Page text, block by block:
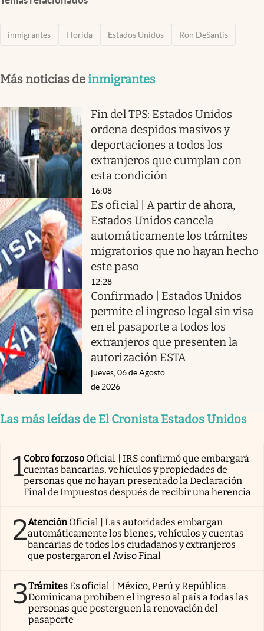
inmigrantes Florida Estados Unidos Ron DeSantis
Más noticias deinmigrantes
Fin del TPS: Estados Unidos
ordena despidos masivos y
deportaciones a todos los
extranjeros que cumplan con
esta condición
16:08
Es oficial | A partir de ahora,
Estados Unidos cancela
automáticamente los trámites
migratorios que no hayan hecho
este paso
12:28
Confirmado | Estados Unidos
permite el ingreso legal sin visa
en el pasaporte a todos los
extranjeros que presenten la
autorización ESTA
jueves, 06 de Agosto
de 2026
Las más leídas de El Cronista Estados Unidos
1Cobro forzoso Oficial | IRS confirmó que embargará
cuentas bancarias, vehículos y propiedades de
personas que no hayan presentado la Declaración
Final de Impuestos después de recibir una herencia
2AtenciónOficial | Las autoridades embargan
automáticamente los bienes, vehículos y cuentas
bancarias de todos los ciudadanos y extranjeros
que postergaron el Aviso Final
3TrámitesEs oficial | México, Perú y República
Dominicana prohíben el ingreso al país a todas las
personas que posterguen la renovación del
pasaporte